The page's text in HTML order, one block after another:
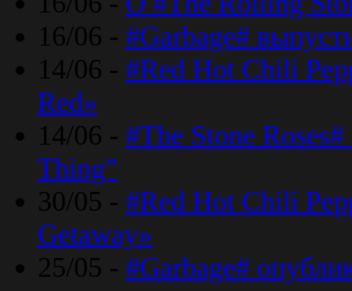
16/06 - #Garbage#
14/06 - #Red Hot Chili
Red»
14/06 - #The Stone
Thing”
30/05 - #Red Hot Chili
Getaway»
25/05 - #Garbage#